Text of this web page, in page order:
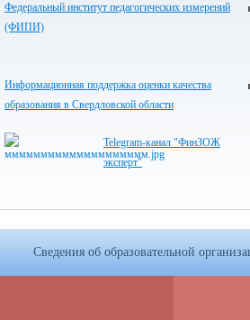
Федеральный институт педагогических измерений
(ФИПИ)
Информационная поддержка оценки качества
образования в Свердловской области
Telegram-канал "ФинЗОЖ
эксперт"
Сведения об образовательной